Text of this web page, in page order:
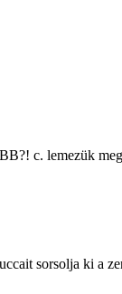
c. lemezük
sorsolja ki a